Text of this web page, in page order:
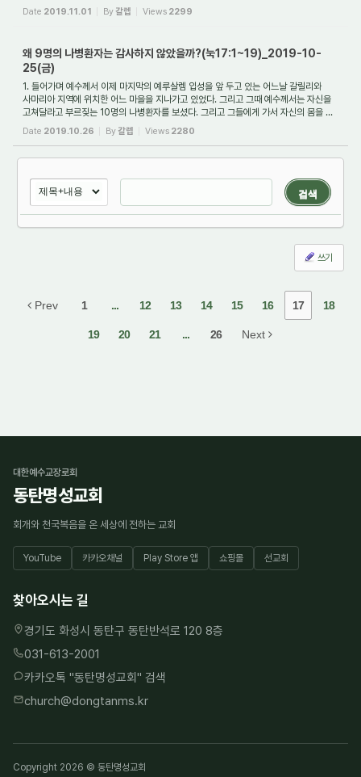
Date 2019.11.01 By갈렙 Views 2299
왜 9명의 나병환자는 감사하지 않았을까?(눅17:1~19)_2019-10-
25(금)
1. 들어가며 예수께서 이제 마지막의 예루살렘 입성을 앞 두고 있는 어느날 갈릴리와
사마리아 지역에 위치한 어느 마을을 지나가고 있었다. 그리고 그때 예수께서는 자신을
고쳐달라고 부르짖는 10명의 나병환자를 보셨다. 그리고 그들에게 가서 자신의 몸을 ...
Date 2019.10.26 By갈렙 Views 2280
검색
쓰기
Prev 1 ... 12 13 14 15 16 17 18
19 20 21 ... 26 Next
대한예수교장로회
동탄명성교회
회개와 천국복음을 온 세상에 전하는 교회
YouTube 카카오채널 Play Store 앱 쇼핑몰 선교회
찾아오시는 길
경기도 화성시 동탄구 동탄반석로 120 8층
031-613-2001
카카오톡 "동탄명성교회" 검색
church@dongtanms.kr
Copyright 2026 © 동탄명성교회